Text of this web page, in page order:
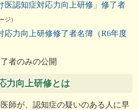
医認知症対応力向上研修」修了者
ジ）
応力向上研修修了者名簿（R6年度
者のみの公開
力向上研修とは
師が、認知症の疑いのある人に早